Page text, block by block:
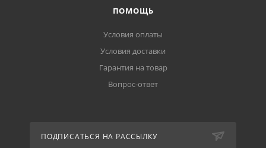
ПОМОЩЬ
Условия оплаты
Условия доставки
Гарантия на товар
Вопрос-ответ
ПОДПИСАТЬСЯ НА РАССЫЛКУ